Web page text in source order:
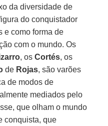
da diversidade de
do conquistador
e como forma de
com o mundo. Os
, osCortés, os
de Rojas, são varões
de modos de
mediados pelo
que olham o mundo
conquista, que